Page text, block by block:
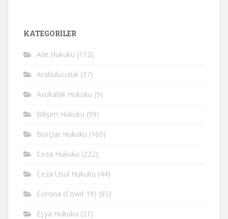
KATEGORİLER
Aile Hukuku (112)
Arabuluculuk (37)
Avukatlık Hukuku (9)
Bilişim Hukuku (99)
Borçlar Hukuku (160)
Ceza Hukuku (222)
Ceza Usul Hukuku (44)
Corona (Covid-19) (85)
Eşya Hukuku (21)